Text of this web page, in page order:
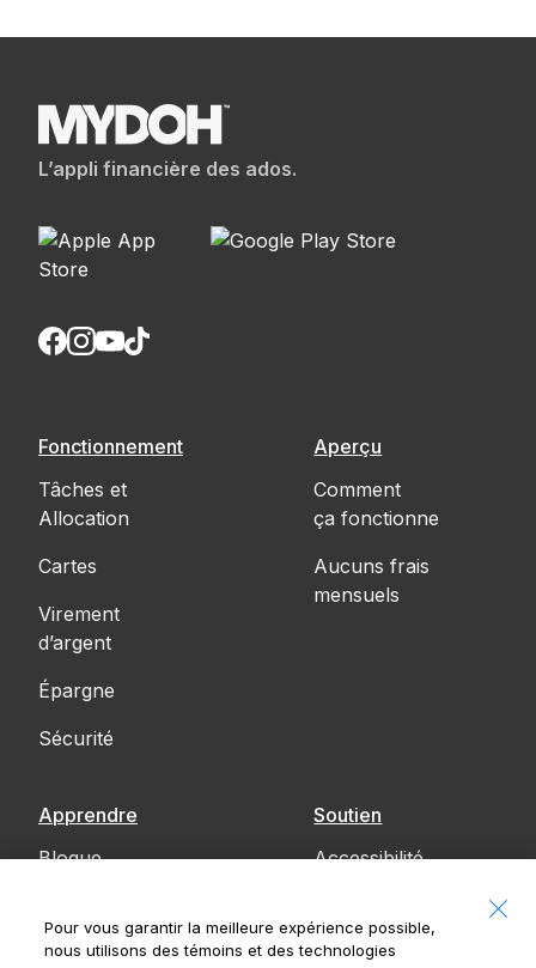
L’appli financière des ados.
Fonctionnement
Tâches et
Allocation
Cartes
Virement
d’argent
Épargne
Sécurité
Aperçu
Comment
ça fonctionne
Aucuns frais
mensuels
Apprendre
Blogue
Soutien
Accessibilité
avec nous
Pour vous garantir la meilleure expérience possible,
nous utilisons des témoins et des technologies